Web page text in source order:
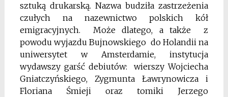
sztuką drukarską. Nazwa budziła zastrzeżenia
czułych na nazewnictwo polskich kół
emigracyjnych. Może dlatego, a także z
powodu wyjazdu Bujnowskiego do Holandii na
uniwersytet w Amsterdamie, instytucja
wydawszy garść debiutów: wierszy Wojciecha
Gniatczyńskiego, Zygmunta Ławrynowicza i
Floriana Śmieji oraz tomiki Jerzego